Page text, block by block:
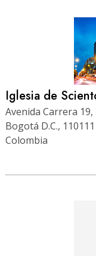
Iglesia de
Avenida Carrera
Bogotá D.C., 110111
Colombia